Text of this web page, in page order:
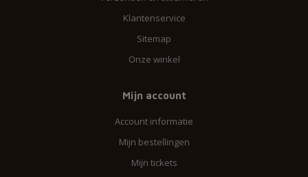
Klantenservice
Sitemap
Onze winkel
Mijn account
Account informatie
Mijn bestellingen
Mijn tickets